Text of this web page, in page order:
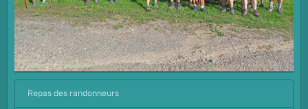
Repas des randonneurs